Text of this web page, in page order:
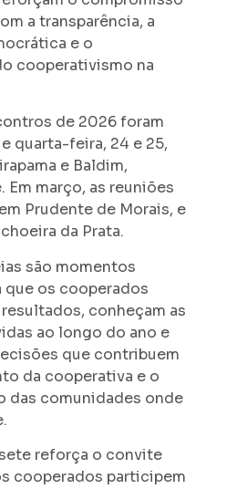
a transparência, a
e o
cooperativismo na
de 2026 foram
quarta-feira, 24 e 25,
e Baldim,
março, as reuniões
Prudente de Morais, e
da Prata.
são momentos
que os cooperados
conheçam as
ao longo do ano e
que contribuem
da cooperativa e o
das comunidades onde
reforça o convite
cooperados participem